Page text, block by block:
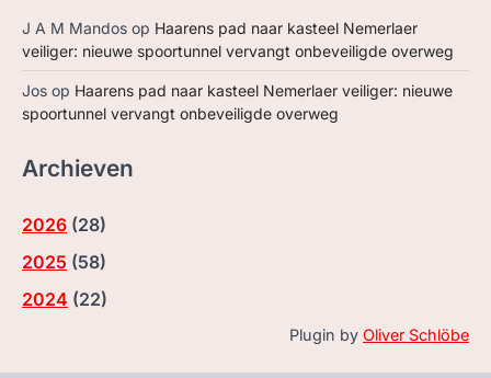
J A M Mandos op Haarens pad naar kasteel Nemerlaer
veiliger: nieuwe spoortunnel vervangt onbeveiligde overweg
Jos op Haarens pad naar kasteel Nemerlaer veiliger: nieuwe
spoortunnel vervangt onbeveiligde overweg
Archieven
2026 (28)
2025 (58)
2024 (22)
Plugin by Oliver Schlöbe